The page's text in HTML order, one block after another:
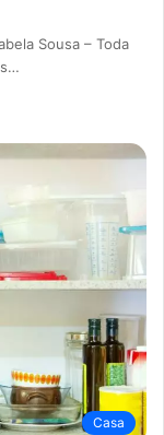
Sousa – Toda
Casa